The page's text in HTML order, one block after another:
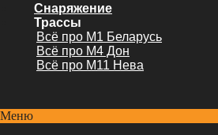
Снаряжение
Трассы
Всё про М1 Беларусь
Всё про М4 Дон
Всё про М11 Нева
Меню